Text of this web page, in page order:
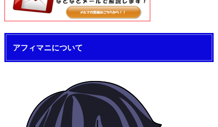
アフィマニについて